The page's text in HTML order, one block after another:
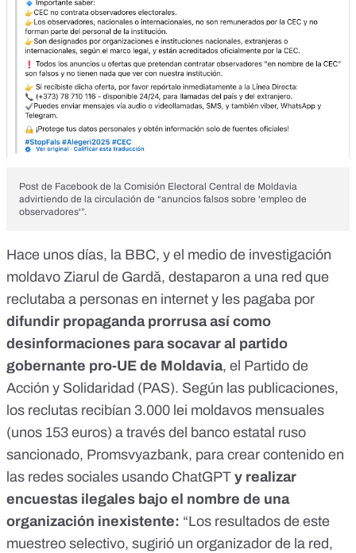
Post de Facebook de la Comisión Electoral Central de Moldavia
advirtiendo de la circulación de “anuncios falsos sobre 'empleo de
observadores'”.
Hace unos días, la BBC, y el medio de investigación
moldavo Ziarul de Gardă, destaparon a una red que
reclutaba a personas en internet y les pagaba por
difundir propaganda prorrusa así como
desinformaciones para socavar al partido
gobernante pro-UE de Moldavia, el Partido de
Acción y Solidaridad (PAS). Según las publicaciones,
los reclutas recibían 3.000 lei moldavos mensuales
(unos 153 euros) a través del banco estatal ruso
sancionado, Promsvyazbank, para crear contenido en
las redes sociales usando ChatGPT y realizar
encuestas ilegales bajo el nombre de una
organización inexistente: “Los resultados de este
muestreo selectivo, sugirió un organizador de la red,